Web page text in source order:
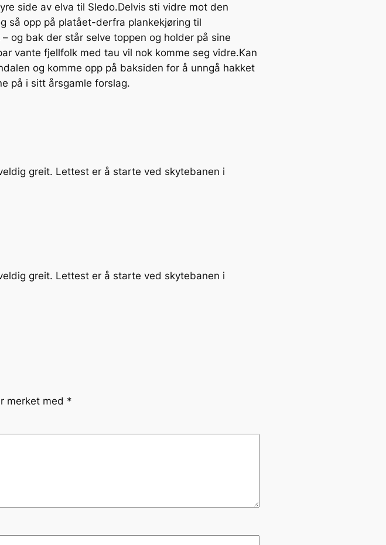
side av elva til Sledo.Delvis sti vidre mot den
så opp på platået-derfra plankekjøring til
og bak der står selve toppen og holder på sine
vante fjellfolk med tau vil nok komme seg vidre.Kan
og komme opp på baksiden for å unngå hakket
på i sitt årsgamle forslag.
greit. Lettest er å starte ved skytebanen i
greit. Lettest er å starte ved skytebanen i
merket med *